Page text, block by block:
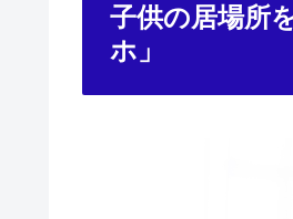
子供の居場所
ホ」